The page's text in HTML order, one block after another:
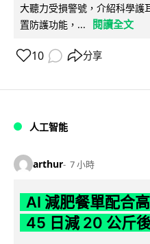
大聽力受損警號，介紹科學
置防護功能，...
閱讀全文
10 分享
人工智能
arthur 7 小時
AI 減肥餐單配合
45 日減 20 公斤